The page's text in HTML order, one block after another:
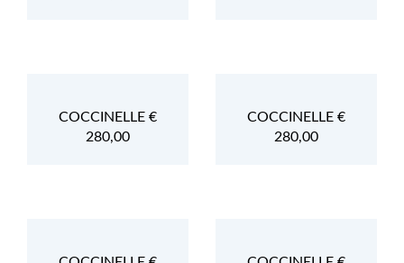
COCCINELLE €
280,00
COCCINELLE €
280,00